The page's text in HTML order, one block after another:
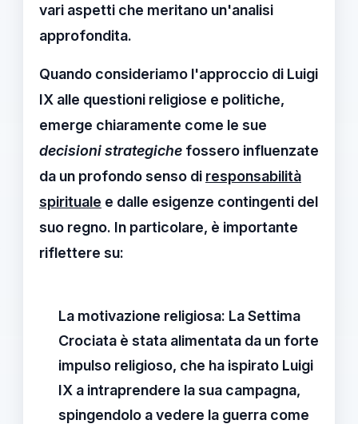
vari aspetti che meritano un'analisi
approfondita.
Quando consideriamo l'approccio di Luigi
IX alle questioni religiose e politiche,
emerge chiaramente come le sue
decisioni strategiche fossero influenzate
da un profondo senso di responsabilità
spirituale e dalle esigenze contingenti del
suo regno. In particolare, è importante
riflettere su:
La motivazione religiosa: La Settima
Crociata è stata alimentata da un forte
impulso religioso, che ha ispirato Luigi
IX a intraprendere la sua campagna,
spingendolo a vedere la guerra come